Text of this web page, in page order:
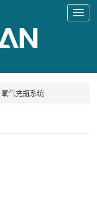
氧气充瓶系统